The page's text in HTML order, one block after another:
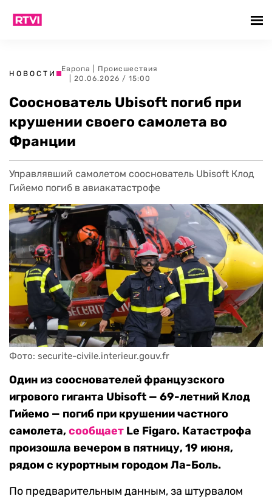
НОВОСТИ
Европа
Происшествия
| 20.06.2026 / 15:00
Сооснователь Ubisoft погиб при
крушении своего самолета во
Франции
Управлявший самолетом сооснователь Ubisoft Клод
Гийемо погиб в авиакатастрофе
Фото: securite-civile.interieur.gouv.fr
Один из сооснователей французского
игрового гиганта Ubisoft — 69-летний Клод
Гийемо — погиб при крушении частного
самолета,сообщает Le Figaro. Катастрофа
произошла вечером в пятницу, 19 июня,
рядом с курортным городом Ла-Боль.
По предварительным данным, за штурвалом